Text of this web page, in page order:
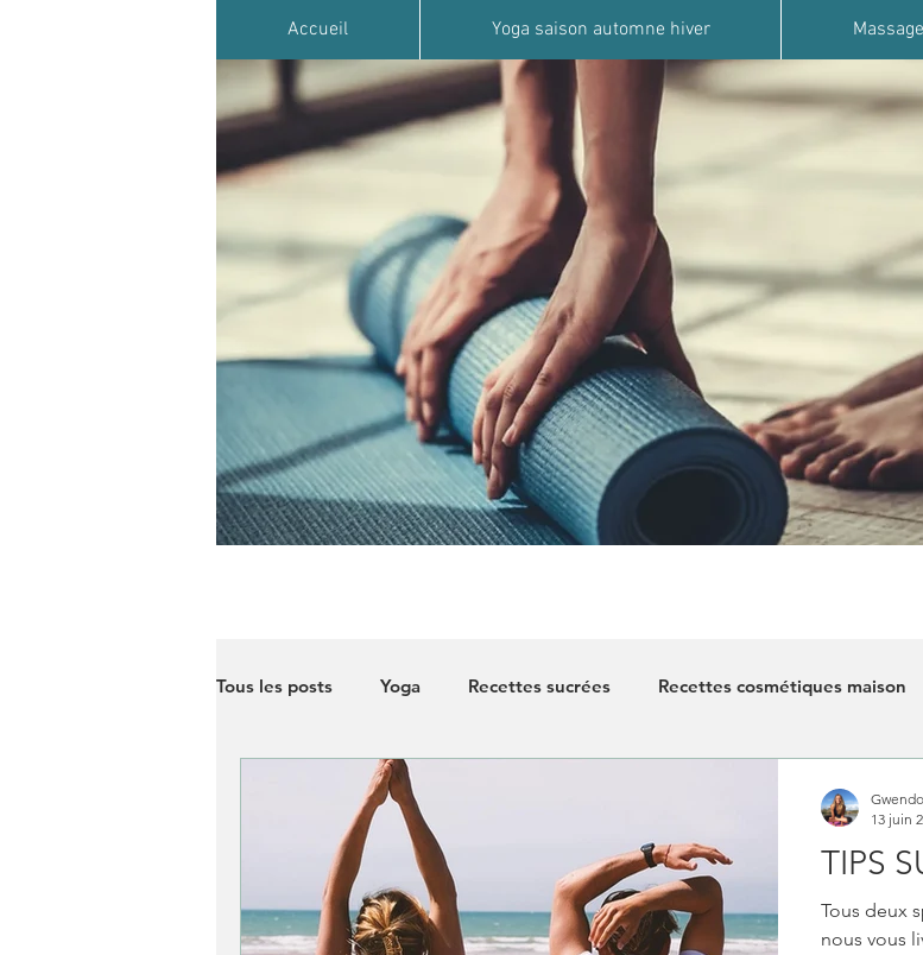
Accueil Yoga saison automne hiver
Tous les posts Yoga Recettes sucrées Recettes cosmétiques maison
TIPS
Tous deux
nous vous
13 juin